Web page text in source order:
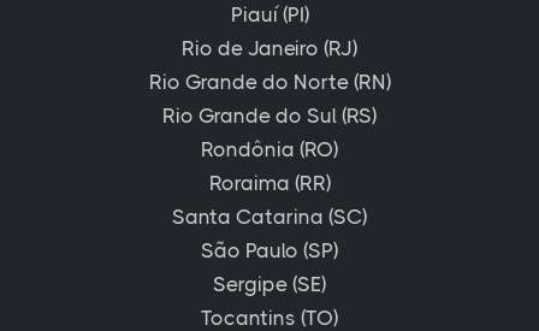
Piauí (PI)
Rio de Janeiro (RJ)
Rio Grande do Norte (RN)
Rio Grande do Sul (RS)
Rondônia (RO)
Roraima (RR)
Santa Catarina (SC)
São Paulo (SP)
Sergipe (SE)
Tocantins (TO)